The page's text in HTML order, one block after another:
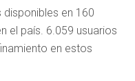
en 160
el país. 6.059 usuarios
en estos